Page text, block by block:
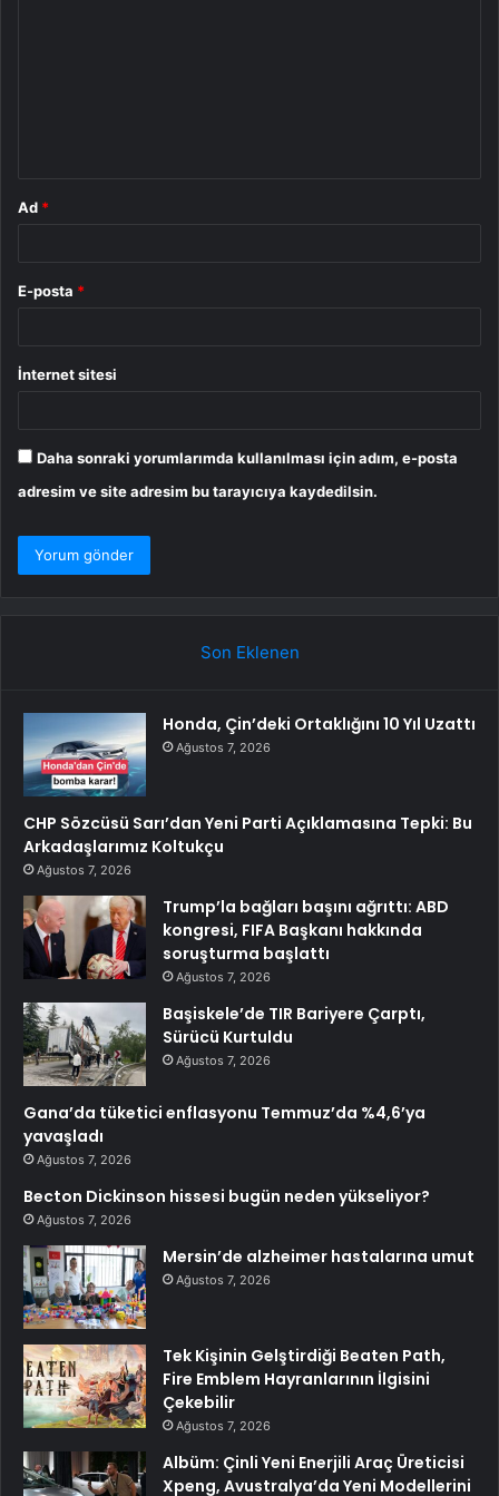
Ad *
E-posta *
İnternet sitesi
Daha sonraki yorumlarımda kullanılması için adım, e-posta
adresim ve site adresim bu tarayıcıya kaydedilsin.
Son Eklenen
Honda, Çin’deki Ortaklığını 10 Yıl Uzattı
Ağustos 7, 2026
CHP Sözcüsü Sarı’dan Yeni Parti Açıklamasına Tepki: Bu
Arkadaşlarımız Koltukçu
Ağustos 7, 2026
Trump’la bağları başını ağrıttı: ABD
kongresi, FIFA Başkanı hakkında
soruşturma başlattı
Ağustos 7, 2026
Başiskele’de TIR Bariyere Çarptı,
Sürücü Kurtuldu
Ağustos 7, 2026
Gana’da tüketici enflasyonu Temmuz’da %4,6’ya
yavaşladı
Ağustos 7, 2026
Becton Dickinson hissesi bugün neden yükseliyor?
Ağustos 7, 2026
Mersin’de alzheimer hastalarına umut
Ağustos 7, 2026
Tek Kişinin Gelştirdiği Beaten Path,
Fire Emblem Hayranlarının İlgisini
Çekebilir
Ağustos 7, 2026
Albüm: Çinli Yeni Enerjili Araç Üreticisi
Xpeng, Avustralya’da Yeni Modellerini